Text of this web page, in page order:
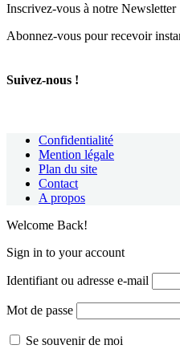
Inscrivez-vous à notre Newsletter
Abonnez-vous pour recevoir
Suivez-nous !
Confidentialité
Mention légale
Plan du site
Contact
A propos
Welcome Back!
Sign in to your account
Identifiant ou adresse e-mail
Mot de passe
Se souvenir de moi